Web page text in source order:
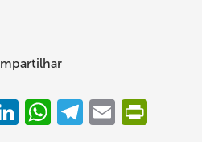
LinkedInWhatsAppTelegram
Email